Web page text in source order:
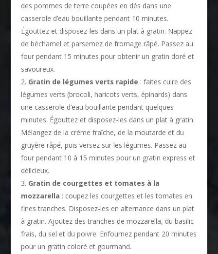
des pommes de terre coupées en dés dans une
casserole d’eau bouillante pendant 10 minutes.
Égouttez et disposez-les dans un plat à gratin. Nappez
de béchamel et parsemez de fromage râpé. Passez au
four pendant 15 minutes pour obtenir un gratin doré et
savoureux.
Gratin de légumes verts rapide : faites cuire des
légumes verts (brocoli, haricots verts, épinards) dans
une casserole d’eau bouillante pendant quelques
minutes. Égouttez et disposez-les dans un plat à gratin.
Mélangez de la crème fraîche, de la moutarde et du
gruyère râpé, puis versez sur les légumes. Passez au
four pendant 10 à 15 minutes pour un gratin express et
délicieux.
Gratin de courgettes et tomates à la
mozzarella : coupez les courgettes et les tomates en
fines tranches. Disposez-les en alternance dans un plat
à gratin. Ajoutez des tranches de mozzarella, du basilic
frais, du sel et du poivre. Enfournez pendant 20 minutes
pour un gratin coloré et gourmand.